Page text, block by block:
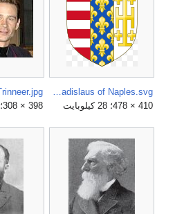
Coat of Arms of Ladislaus of Naples.svg
410 × 478؛ 28 كيلوبايت
398 × 308؛ 34 كيلوبايت